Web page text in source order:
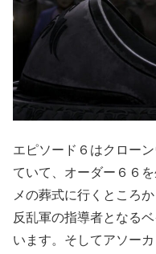
エピソード６はクロー
ていて、オーダー６６
メの葬式に行くところ
反乱軍の指導者となる
います。そしてアソー